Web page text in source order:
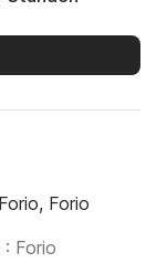
Forio, Forio